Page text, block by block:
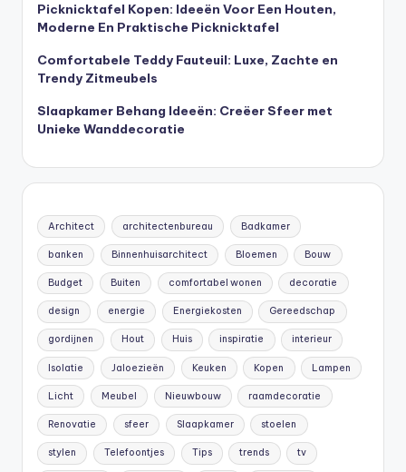
Picknicktafel Kopen: Ideeën Voor Een Houten,
Moderne En Praktische Picknicktafel
Comfortabele Teddy Fauteuil: Luxe, Zachte en
Trendy Zitmeubels
Slaapkamer Behang Ideeën: Creëer Sfeer met
Unieke Wanddecoratie
Architect architectenbureau Badkamer
banken Binnenhuisarchitect Bloemen Bouw
Budget Buiten comfortabel wonen decoratie
design energie Energiekosten Gereedschap
gordijnen Hout Huis inspiratie interieur
Isolatie Jaloezieën Keuken Kopen Lampen
Licht Meubel Nieuwbouw raamdecoratie
Renovatie sfeer Slaapkamer stoelen
stylen Telefoontjes Tips trends tv